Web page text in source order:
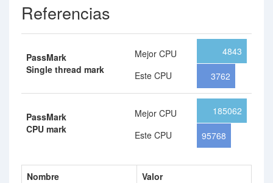
Referencias
PassMark
Single thread mark
Mejor CPU
Este CPU
4843
3762
PassMark
CPU mark
Mejor CPU
Este CPU
185062
95768
Nombre
Valor